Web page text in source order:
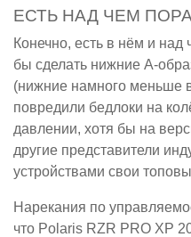
ЕСТЬ НАД ЧЕМ
Конечно, есть в нём и над
бы сделать нижние А-
(нижние намного меньше
повредили бедлоки на
давлении, хотя бы на
другие представители
устройствами свои
Нарекания по
что Polaris RZR PRO XP